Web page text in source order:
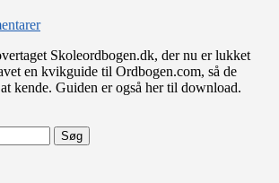
til
skoleordbogen.dk
til
ordbogen.com
Skoleordbogen.dk, der nu er lukket
en kvikguide til Ordbogen.com, så de
kende. Guiden er også her til download.